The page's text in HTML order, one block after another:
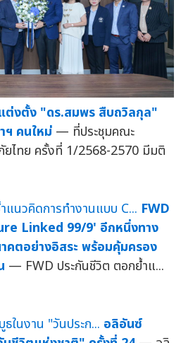
ต่งตั้ง "ดร.สมพร สืบถวิลกุล"
ฯ คนใหม่ — ที่ประชุมคณะ
ยไทย ครั้งที่ 1/2568-2570 มีมติ
FWD
Linked 99/9' อีกหนึ่งทาง
คตอย่างอิสระ พร้อมคุ้มครอง
— FWD ประกันชีวิต ตอกย้ำแ...
อลิอันซ์